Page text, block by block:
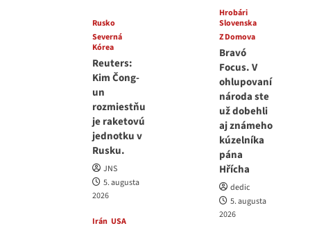
Rusko
Severná
Kórea
Reuters:
Kim Čong-
un
rozmiestňu
je raketovú
jednotku v
Rusku.
JNS
5. augusta
2026
Irán USA
Hrobári
Slovenska
Z Domova
Bravó
Focus. V
ohlupovaní
národa ste
už dobehli
aj známeho
kúzelníka
pána
Hřícha
dedic
5. augusta
2026